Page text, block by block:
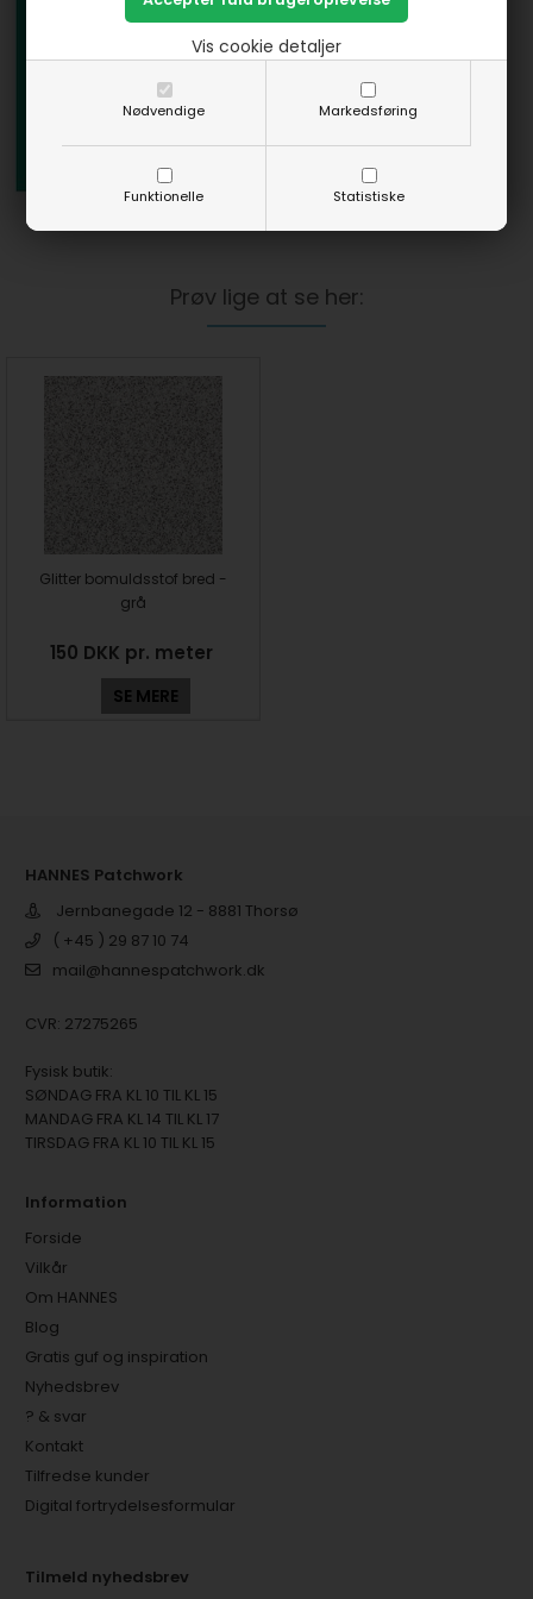
Nødvendige Markedsføring
Funktionelle Statistiske
Vis cookie detaljer
Prøv lige at se her:
Glitter bomuldsstof bred -
grå
150 DKK pr. meter
SE MERE
HANNES Patchwork
Jernbanegade 12 - 8881 Thorsø
( +45 ) 29 87 10 74
mail@hannespatchwork.dk
CVR: 27275265
Fysisk butik:
SØNDAG FRA KL 10 TIL KL 15
MANDAG FRA KL 14 TIL KL 17
TIRSDAG FRA KL 10 TIL KL 15
Information
Forside
Vilkår
Om HANNES
Blog
Gratis guf og inspiration
Nyhedsbrev
? & svar
Kontakt
Tilfredse kunder
Digital fortrydelsesformular
Tilmeld nyhedsbrev